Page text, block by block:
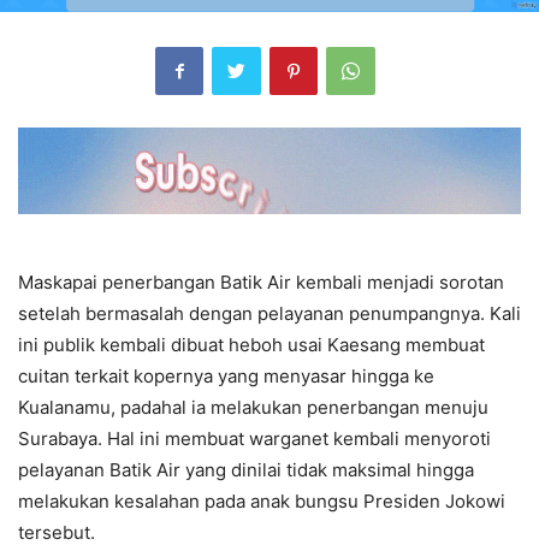
Maskapai penerbangan Batik Air kembali menjadi sorotan
setelah bermasalah dengan pelayanan penumpangnya. Kali
ini publik kembali dibuat heboh usai Kaesang membuat
cuitan terkait kopernya yang menyasar hingga ke
Kualanamu, padahal ia melakukan penerbangan menuju
Surabaya. Hal ini membuat warganet kembali menyoroti
pelayanan Batik Air yang dinilai tidak maksimal hingga
melakukan kesalahan pada anak bungsu Presiden Jokowi
tersebut.